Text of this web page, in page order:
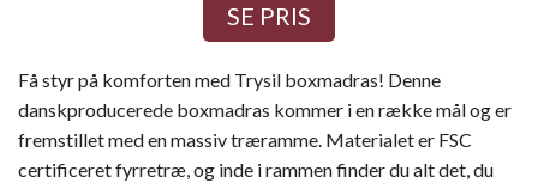
SE PRIS
Få styr på komforten med Trysil boxmadras! Denne
danskproducerede boxmadras kommer i en række mål og er
fremstillet med en massiv træramme. Materialet er FSC
certificeret fyrretræ, og inde i rammen finder du alt det, du